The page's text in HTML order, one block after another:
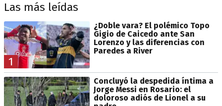
Las más leídas
1
¿Doble vara? El polémico Topo
Gigio de Caicedo ante San
Lorenzo y las diferencias con
Paredes a River
Concluyó la despedida íntima a
Jorge Messi en Rosario: el
doloroso adiós de Lionel a su